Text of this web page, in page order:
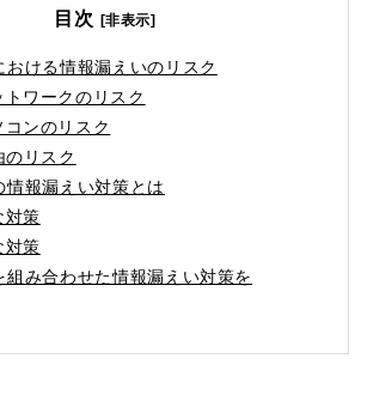
目次 [非表示]
おける情報漏えいのリスク
トワークのリスク
ンのリスク
のリスク
情報漏えい対策とは
対策
対策
組み合わせた情報漏えい対策を